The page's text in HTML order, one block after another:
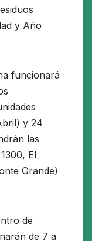
y Año
funcionará
y 24
las
El
Grande)
de
de 7 a